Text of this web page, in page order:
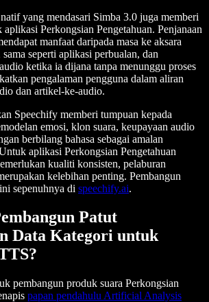
yang mendasari Simba 3.0 juga memberi
Perkongsian Pengetahuan. Penjanaan
manfaat daripada masa ke aksara
seperti aplikasi perbualan, dan
ketika ia dijana tanpa menunggu proses
pengalaman pengguna dalam aliran
dan artikel-ke-audio.
Speechify memberi tumpuan kepada
emosi, klon suara, keupayaan audio
berbilang bahasa sebagai amalan
aplikasi Perkongsian Pengetahuan
kualiti konsisten, pelaburan
kelebihan penting. Pembangun
sepenuhnya di speechify.ai.
Patut
Data Kategori untuk
pembangun produk suara Perkongsian
papan pendahulu Artificial Analysis